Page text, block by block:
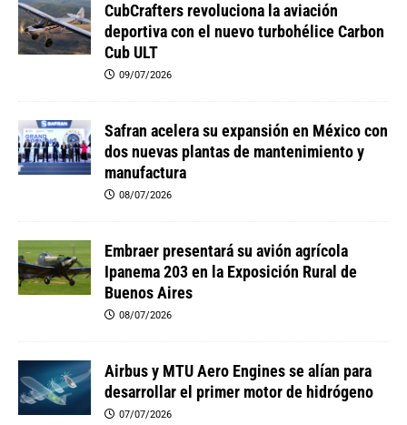
CubCrafters revoluciona la aviación
deportiva con el nuevo turbohélice Carbon
Cub ULT
09/07/2026
Safran acelera su expansión en México con
dos nuevas plantas de mantenimiento y
manufactura
08/07/2026
Embraer presentará su avión agrícola
Ipanema 203 en la Exposición Rural de
Buenos Aires
08/07/2026
Airbus y MTU Aero Engines se alían para
desarrollar el primer motor de hidrógeno
07/07/2026